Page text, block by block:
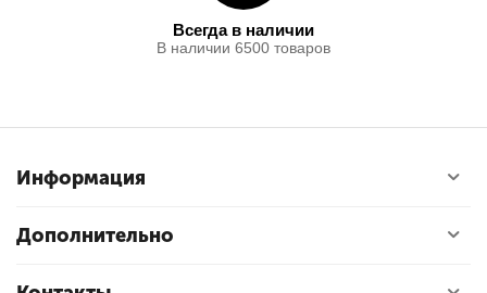
Всегда в наличии
В наличии 6500 товаров
Информация
Дополнительно